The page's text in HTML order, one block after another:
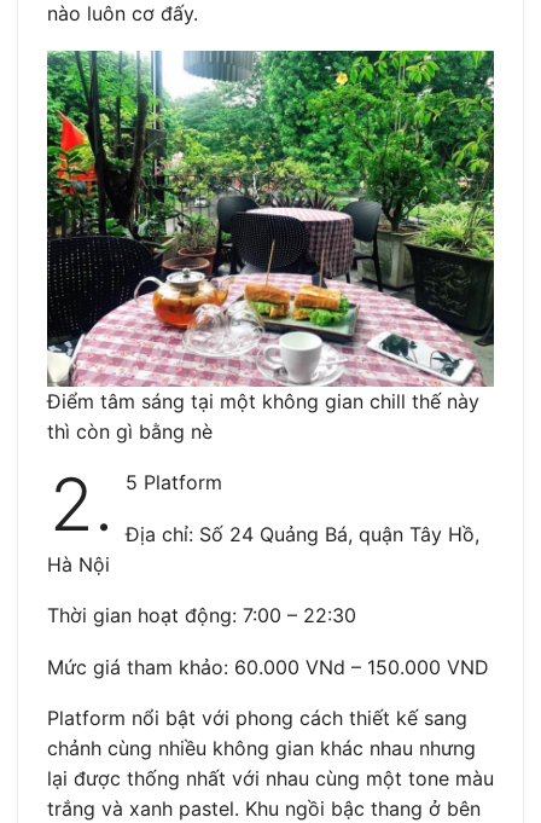
nào luôn cơ đấy.
Điểm tâm sáng tại một không gian chill thế này
thì còn gì bằng nè
2. 5 Platform
Địa chỉ: Số 24 Quảng Bá, quận Tây Hồ,
Hà Nội
Thời gian hoạt động: 7:00 – 22:30
Mức giá tham khảo: 60.000 VNd – 150.000 VND
Platform nổi bật với phong cách thiết kế sang
chảnh cùng nhiều không gian khác nhau nhưng
lại được thống nhất với nhau cùng một tone màu
trắng và xanh pastel. Khu ngồi bậc thang ở bên